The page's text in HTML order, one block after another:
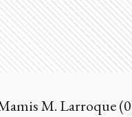
M. Larroque